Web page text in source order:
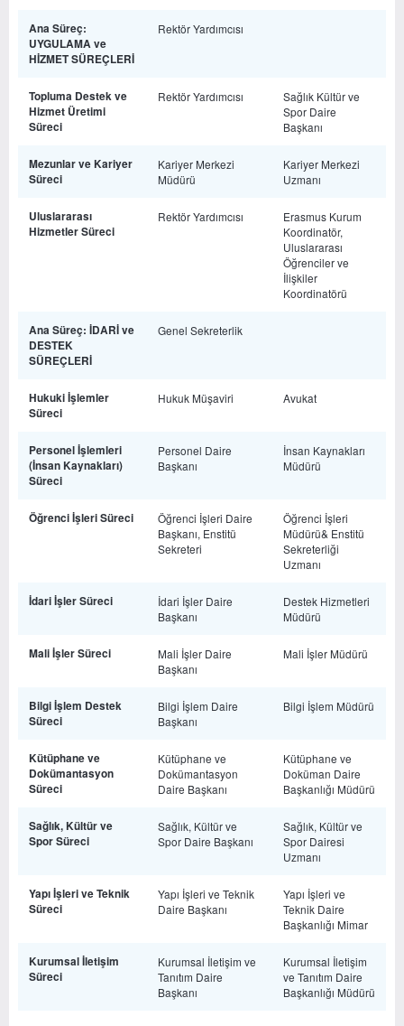
Ana Süreç:
UYGULAMA ve
HİZMET SÜREÇLERİ
Rektör Yardımcısı
Topluma Destek ve
Hizmet Üretimi
Süreci
Rektör Yardımcısı
Sağlık Kültür ve
Spor Daire
Başkanı
Mezunlar ve Kariyer
Süreci
Kariyer Merkezi
Müdürü
Kariyer Merkezi
Uzmanı
Uluslararası
Hizmetler Süreci
Rektör Yardımcısı
Erasmus Kurum
Koordinatör,
Uluslararası
Öğrenciler ve
İlişkiler
Koordinatörü
Ana Süreç: İDARİ ve
DESTEK
SÜREÇLERİ
Genel Sekreterlik
Hukuki İşlemler
Süreci
Hukuk Müşaviri Avukat
Personel İşlemleri
(İnsan Kaynakları)
Süreci
Personel Daire
Başkanı
İnsan Kaynakları
Müdürü
Öğrenci İşleri Süreci
Öğrenci İşleri Daire
Başkanı, Enstitü
Sekreteri
Öğrenci İşleri
Müdürü& Enstitü
Sekreterliği
Uzmanı
İdari İşler Süreci
İdari İşler Daire
Başkanı
Destek Hizmetleri
Müdürü
Mali İşler Süreci
Mali İşler Daire
Başkanı
Mali İşler Müdürü
Bilgi İşlem Destek
Süreci
Bilgi İşlem Daire
Başkanı
Bilgi İşlem Müdürü
Kütüphane ve
Dokümantasyon
Süreci
Kütüphane ve
Dokümantasyon
Daire Başkanı
Kütüphane ve
Doküman Daire
Başkanlığı Müdürü
Sağlık, Kültür ve
Spor Süreci
Sağlık, Kültür ve
Spor Daire Başkanı
Sağlık, Kültür ve
Spor Dairesi
Uzmanı
Yapı İşleri ve Teknik
Süreci
Yapı İşleri ve Teknik
Daire Başkanı
Yapı İşleri ve
Teknik Daire
Başkanlığı Mimar
Kurumsal İletişim
Süreci
Kurumsal İletişim ve
Tanıtım Daire
Başkanı
Kurumsal İletişim
ve Tanıtım Daire
Başkanlığı Müdürü